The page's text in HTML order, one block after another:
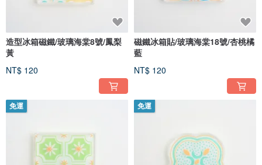
造型冰箱磁鐵/玻璃海棠8號/鳳梨
黃
NT$ 120
磁鐵冰箱貼/玻璃海棠18號/杏桃橘
藍
NT$ 120
免運 免運